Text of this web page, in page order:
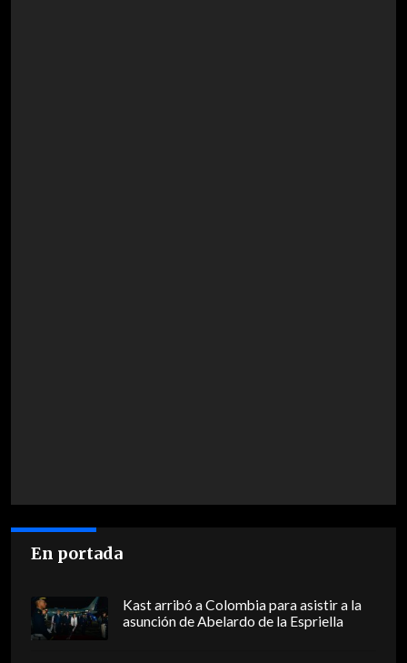
En portada
Kast arribó a Colombia para asistir a la
asunción de Abelardo de la Espriella